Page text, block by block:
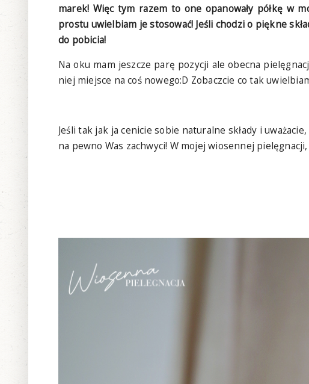
marek! Więc tym razem to one opanowały półkę w
prostu uwielbiam je stosować! Jeśli chodzi o piękne
do pobicia!
Na oku mam jeszcze parę pozycji ale obecna
niej miejsce na coś nowego:D Zobaczcie co tak
Jeśli tak jak ja cenicie sobie naturalne składy i
na pewno Was zachwyci! W mojej wiosennej